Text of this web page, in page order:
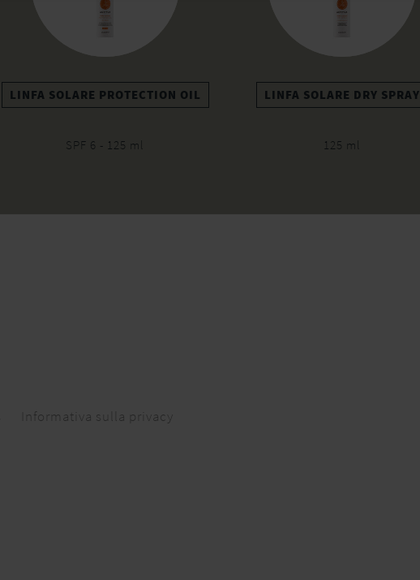
LINFA SOLARE PROTECTION OIL
SPF 6 - 125 ml
LINFA SOLARE DRY SPRAY
125 ml
Informativa sulla privacy